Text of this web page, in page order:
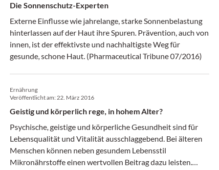
Die Sonnenschutz-Experten
Externe Einflusse wie jahrelange, starke Sonnenbelastung
hinterlassen auf der Haut ihre Spuren. Prävention, auch von
innen, ist der effektivste und nachhaltigste Weg für
gesunde, schone Haut. (Pharmaceutical Tribune 07/2016)
Ernährung
Veröffentlicht am:22. März 2016
Geistig und körperlich rege, in hohem Alter?
Psychische, geistige und körperliche Gesundheit sind für
Lebensqualität und Vitalität ausschlaggebend. Bei älteren
Menschen können neben gesundem Lebensstil
Mikronährstoffe einen wertvollen Beitrag dazu leisten.